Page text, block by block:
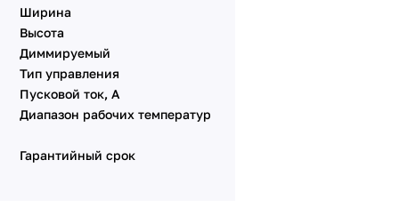
Ширина
Высота
Диммируeмый
Тип управления
Пусковой ток, А
Диапазон рабочих температур
Гарантийный срок